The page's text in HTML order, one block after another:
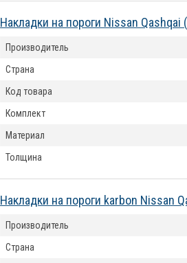
Накладки на пороги Nissan
Производитель
Страна
Код товара
Комплект
Материал
Толщина
Накладки на пороги karbon Nissan
Производитель
Страна